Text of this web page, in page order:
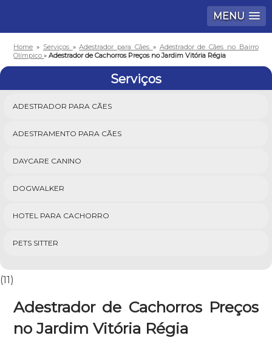
MENU
Home » Serviços »Adestrador para Cães » Adestrador de Cães no Bairro
Olímpico»Adestrador de Cachorros Preços no Jardim Vitória Régia
Serviços
ADESTRADOR PARA CÃES
ADESTRAMENTO PARA CÃES
DAYCARE CANINO
DOGWALKER
HOTEL PARA CACHORRO
PETS SITTER
(11)
Adestrador de Cachorros Preços
no Jardim Vitória Régia